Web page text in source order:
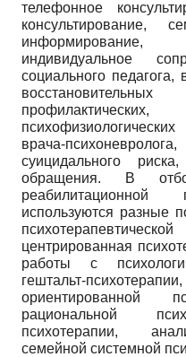
телефонное
консультирование,
индивидуальное
социального
врача-
суицидального
обращения. В
реабилитационной
используются разные
центрированная
работы с
гештальт-
ориентированной
рациональной
психотерапии,
семейной системной